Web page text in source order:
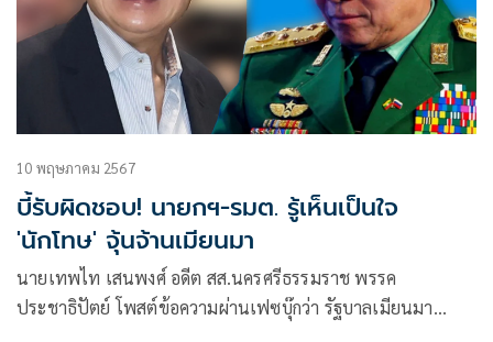
10 พฤษภาคม 2567
บี้รับผิดชอบ! นายกฯ-รมต. รู้เห็นเป็นใจ
'นักโทษ' จุ้นจ้านเมียนมา
นายเทพไท เสนพงศ์ อดีต สส.นครศรีธรรมราช พรรค
ประชาธิปัตย์ โพสต์ข้อความผ่านเฟซบุ๊กว่า รัฐบาลเมียนมา